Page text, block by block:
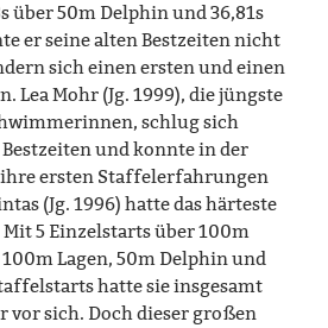
über 50m Delphin und 36,81s
er seine alten Bestzeiten nicht
sich einen ersten und einen
Lea Mohr (Jg. 1999), die jüngste
schlug sich
und konnte in der
ersten Staffelerfahrungen
(Jg. 1996) hatte das härteste
5 Einzelstarts über 100m
Lagen, 50m Delphin und
hatte sie insgesamt
sich. Doch dieser großen